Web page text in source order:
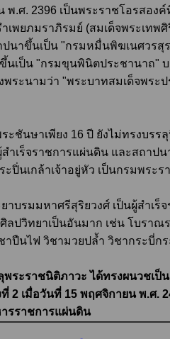
.ศ. 2396 เป็นพระราชโอรสองค์
เพยภมราภิรมย์ (สมเด็จพระเท
ปนาขึ้นเป็น "กรมหมื่นพิฆเนศวรสุ
นเป็น "กรมขุนพินิตประชานาถ"
พระนามว่า "พระบาทสมเด็จพร
ะชันษาเพียง 16 ปี ยังไม่ทรงบรร
สำเร็จราชการแผ่นดิน และสถา
ปิ่นเกล้าเจ้าอยู่หัว เป็นกรมพระ
าบรมมหาศรีสุริยวงศ์ เป็นผู้สำเร็
ศิลปวิทยาเป็นอันมาก เช่น โบรา
ปืนไฟ วิชามวยปล้ำ วิชากระบี่ก
ระราชนิติภาวะ ได้ทรงผนวชเป็
ที่ 2 เมื่อวันที่ 15 พฤศจิกายน พ.ศ.
รราชการแผ่นดิน